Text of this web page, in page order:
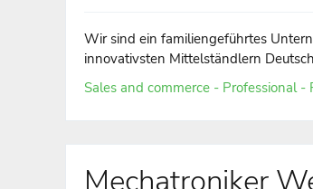
Wir sind ein familiengeführtes
innovativsten Mittelständlern
Sales and commerce - Professional